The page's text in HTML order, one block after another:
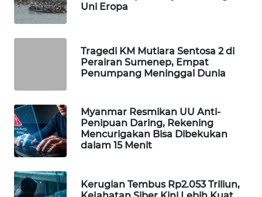
Uni Eropa
Tragedi KM Mutiara Sentosa 2 di
Perairan Sumenep, Empat
Penumpang Meninggal Dunia
Myanmar Resmikan UU Anti-
Penipuan Daring, Rekening
Mencurigakan Bisa Dibekukan
dalam 15 Menit
Kerugian Tembus Rp2.053 Triliun,
UMKM
WAHANA
PERSONA
WAHANA
OTOMOTIF
HEALTH